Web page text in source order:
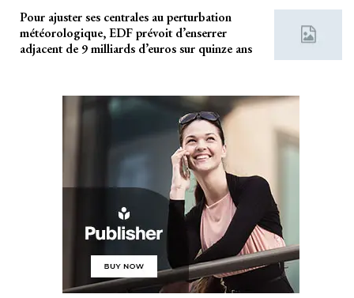
Pour ajuster ses centrales au perturbation
météorologique, EDF prévoit d’enserrer
adjacent de 9 milliards d’euros sur quinze ans